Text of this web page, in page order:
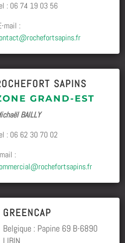
: 06 74 19 03 56
mail :
SAPINS
GRAND-EST
BAILLY
: 06 62 30 70 02
:
GREENCAP
Belgique : Papine 69 B-6890